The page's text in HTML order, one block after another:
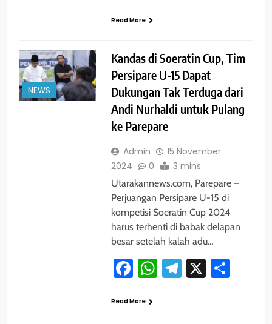
Read More
NEWS
Kandas di Soeratin Cup, Tim
Persipare U-15 Dapat
Dukungan Tak Terduga dari
Andi Nurhaldi untuk Pulang
ke Parepare
Admin
15 November
2024
0 3 mins
Utarakannews.com, Parepare –
Perjuangan Persipare U-15 di
kompetisi Soeratin Cup 2024
harus terhenti di babak delapan
besar setelah kalah adu…
Facebook
WhatsApp
Telegram
X
Read More